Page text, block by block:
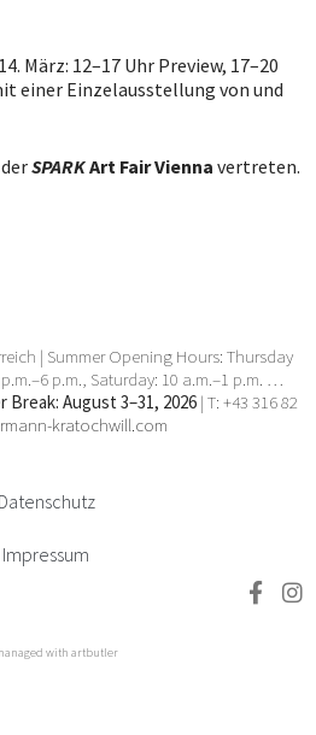
März: 12–17 Uhr Preview, 17–20
einer Einzelausstellung von und
SPARKArt Fair Vienna vertreten.
| Summer Opening Hours: Thursday
p.m., Saturday: 10 a.m.–1 p.m. …
Break: August 3–31, 2026 | T: +43 316 82
kratochwill.com
Datenschutz
Impressum
with artbutler